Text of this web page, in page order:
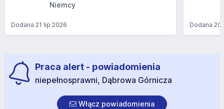
Niemcy
Dodana 21 lip 2026 Dodana20
Praca alert - powiadomienia
niepełnosprawni, Dąbrowa Górnicza
Włącz powiadomienia